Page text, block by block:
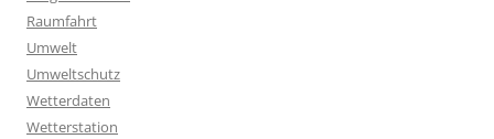
Raumfahrt
Umwelt
Umweltschutz
Wetterdaten
Wetterstation